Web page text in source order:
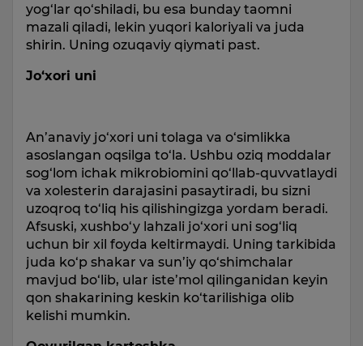
yog‘lar qo‘shiladi, bu esa bunday taomni
mazali qiladi, lekin yuqori kaloriyali va juda
shirin. Uning ozuqaviy qiymati past.
Jo‘xori uni
An’anaviy jo‘xori uni tolaga va o‘simlikka
asoslangan oqsilga to‘la. Ushbu oziq moddalar
sog‘lom ichak mikrobiomini qo‘llab-quvvatlaydi
va xolesterin darajasini pasaytiradi, bu sizni
uzoqroq to‘liq his qilishingizga yordam beradi.
Afsuski, xushbo‘y lahzali jo‘xori uni sog‘liq
uchun bir xil foyda keltirmaydi. Uning tarkibida
juda ko‘p shakar va sun’iy qo‘shimchalar
mavjud bo‘lib, ular iste’mol qilinganidan keyin
qon shakarining keskin ko‘tarilishiga olib
kelishi mumkin.